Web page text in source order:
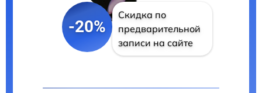
-20%
Скидка по
предварительной
записи на сайте